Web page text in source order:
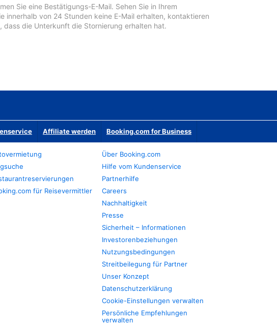
Sie eine Bestätigungs-E-Mail. Sehen Sie in Ihrem
innerhalb von 24 Stunden keine E-Mail erhalten, kontaktieren
die Unterkunft die Stornierung erhalten hat.
Affiliate werden Booking.com for Business
für Reisevermittler
Über Booking.com
Hilfe vom Kundenservice
Partnerhilfe
Careers
Nachhaltigkeit
Presse
Sicherheit – Informationen
Investorenbeziehungen
Nutzungsbedingungen
Streitbeilegung für Partner
Unser Konzept
Datenschutzerklärung
Cookie-Einstellungen verwalten
Persönliche Empfehlungen
verwalten